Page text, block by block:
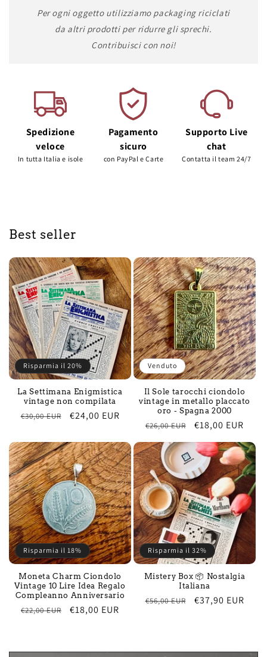
Per ogni oggetto utilizziamo packaging riciclati
da altri prodotti per ridurre gli sprechi.
Contribuisci con noi!
Spedizione
veloce
In tutta Italia e isole
Pagamento
sicuro
con PayPal e Carte
Supporto Live
chat
Contatta il team 24/7
Best seller
Risparmia il 20%
La Settimana Enigmistica
vintage non compilata
Prezzo
listino
€30,00 EUR
Prezzo
€24,00 EUR
Venduto
Il Sole tarocchi ciondolo
vintage in metallo placcato
oro - Spagna 2000
Prezzo
listino
€26,00 EUR
Prezzo
€18,00 EUR
Risparmia il 18%
Moneta Charm Ciondolo
Vintage 10 Lire Idea Regalo
Compleanno Anniversario
Prezzo
€22,00 EUR
Prezzo
€18,00 EUR
Risparmia il 32%
Mistery Box 📦 Nostalgia
Italiana
Prezzo
€56,00 EUR
Prezzo
€37,90 EUR